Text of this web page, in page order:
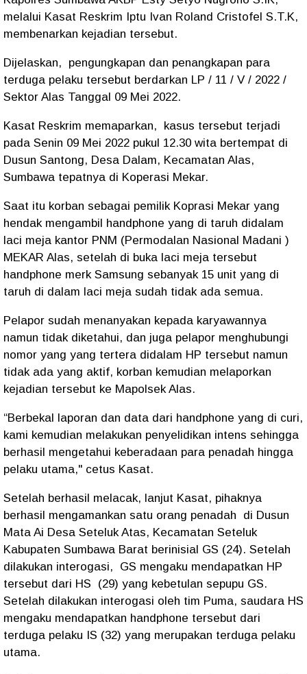
melalui Kasat Reskrim Iptu Ivan Roland Cristofel S.T.K,
membenarkan kejadian tersebut.
Dijelaskan, pengungkapan dan penangkapan para
terduga pelaku tersebut berdarkan LP / 11 / V / 2022 /
Sektor Alas Tanggal 09 Mei 2022.
Kasat Reskrim memaparkan, kasus tersebut terjadi
pada Senin 09 Mei 2022 pukul 12.30 wita bertempat di
Dusun Santong, Desa Dalam, Kecamatan Alas,
Sumbawa tepatnya di Koperasi Mekar.
Saat itu korban sebagai pemilik Koprasi Mekar yang
hendak mengambil handphone yang di taruh didalam
laci meja kantor PNM (Permodalan Nasional Madani )
MEKAR Alas, setelah di buka laci meja tersebut
handphone merk Samsung sebanyak 15 unit yang di
taruh di dalam laci meja sudah tidak ada semua.
Pelapor sudah menanyakan kepada karyawannya
namun tidak diketahui, dan juga pelapor menghubungi
nomor yang yang tertera didalam HP tersebut namun
tidak ada yang aktif, korban kemudian melaporkan
kejadian tersebut ke Mapolsek Alas.
“Berbekal laporan dan data dari handphone yang di curi,
kami kemudian melakukan penyelidikan intens sehingga
berhasil mengetahui keberadaan para penadah hingga
pelaku utama," cetus Kasat.
Setelah berhasil melacak, lanjut Kasat, pihaknya
berhasil mengamankan satu orang penadah di Dusun
Mata Ai Desa Seteluk Atas, Kecamatan Seteluk
Kabupaten Sumbawa Barat berinisial GS (24). Setelah
dilakukan interogasi, GS mengaku mendapatkan HP
tersebut dari HS (29) yang kebetulan sepupu GS.
Setelah dilakukan interogasi oleh tim Puma, saudara HS
mengaku mendapatkan handphone tersebut dari
terduga pelaku IS (32) yang merupakan terduga pelaku
utama.